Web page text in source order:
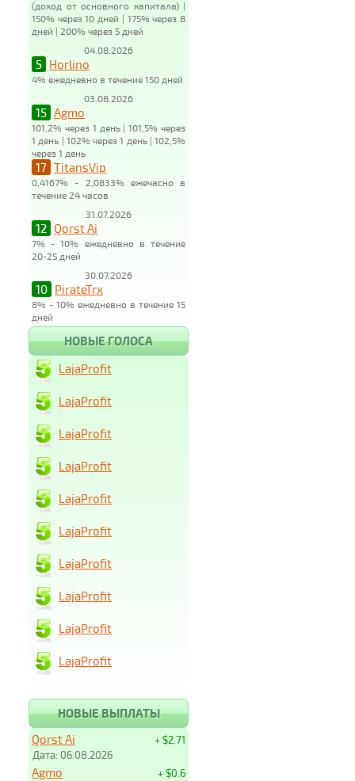
(доход от основного капитала) |
150% через 10 дней | 175% через 8
дней | 200% через 5 дней
04.08.2026
5 Horlino
4% ежедневно в течение 150 дней
03.08.2026
15 Agmo
101,2% через 1 день | 101,5% через
1 день | 102% через 1 день | 102,5%
через 1 день
17 TitansVip
0,4167% - 2,0833% ежечасно в
течение 24 часов
31.07.2026
12 Qorst Ai
7% - 10% ежедневно в течение
20-25 дней
30.07.2026
10 PirateTrx
8% - 10% ежедневно в течение 15
дней
НОВЫЕ ГОЛОСА
LajaProfit
LajaProfit
LajaProfit
LajaProfit
LajaProfit
LajaProfit
LajaProfit
LajaProfit
LajaProfit
LajaProfit
НОВЫЕ ВЫПЛАТЫ
+ $2.71
Qorst Ai
Дата: 06.08.2026
+ $0.6
Agmo